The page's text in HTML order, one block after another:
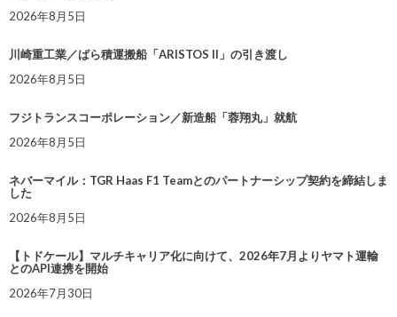
2026年8月5日
川崎重工業／ばら積運搬船「ARISTOS II」の引き渡し
2026年8月5日
フジトランスコーポレーション／新造船「蓉翔丸」就航
2026年8月5日
ネバーマイル：TGR Haas F1 Teamとのパートナーシップ契約を締結しま
した
2026年8月5日
【トドケール】マルチキャリア化に向けて、2026年7月よりヤマト運輸
とのAPI連携を開始
2026年7月30日